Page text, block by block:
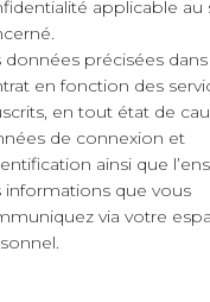
applicable au
données précisées
en fonction des
en tout état de
de connexion et
ainsi que
informations que vous
via votre